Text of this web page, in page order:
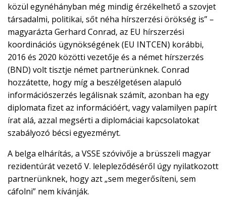
közül egynéhányban még mindig érzékelhető a szovjet
társadalmi, politikai, sőt néha hírszerzési örökség is” –
magyarázta Gerhard Conrad, az EU hírszerzési
koordinációs ügynökségének (EU INTCEN) korábbi,
2016 és 2020 közötti vezetője és a német hírszerzés
(BND) volt tisztje német partnerünknek. Conrad
hozzátette, hogy míg a beszélgetésen alapuló
információszerzés legálisnak számít, azonban ha egy
diplomata fizet az információért, vagy valamilyen papírt
írat alá, azzal megsérti a diplomáciai kapcsolatokat
szabályozó bécsi egyezményt.
A belga elhárítás, a VSSE szóvivője a brüsszeli magyar
rezidentúrát vezető V. lelepleződéséről úgy nyilatkozott
partnerünknek, hogy azt „sem megerősíteni, sem
cáfolni” nem kívánják.